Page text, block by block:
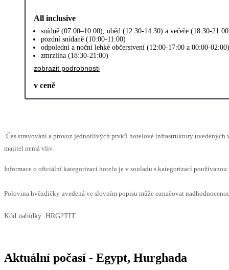
All inclusive
snídně (07:00–10:00), oběd (12:30-14:30) a večeře (18:30-
pozdní snídaně (10:00-11:00)
odpolední a noční lehké občerstvení (12:00-17:00 a 00:00-02:00)
zmrzlina (18:30-21:00)
zobrazit podrobnosti
v ceně
Čas stravování a provoz jednotlivých prvků hotelové infrastruktury uvedených
majitel nemá vliv.
Informace o oficiální kategorizaci hotelu je v souladu s kategorizací
Polovina hvězdičky uvedená ve slovním popisu může označovat
Kód nabídky: HRG2TIT
Aktuální počasí - Egypt, Hurghada